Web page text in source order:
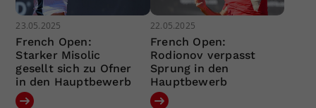
23.05.2025
French Open:
Starker Misolic
gesellt sich zu Ofner
in den Hauptbewerb
22.05.2025
French Open:
Rodionov verpasst
Sprung in den
Hauptbewerb